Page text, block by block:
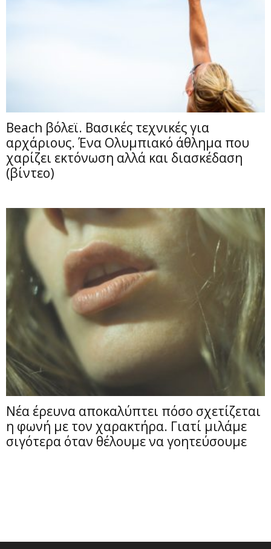
Beach βόλεϊ. Βασικές τεχνικές για
αρχάριους. Ένα Ολυμπιακό άθλημα που
χαρίζει εκτόνωση αλλά και διασκέδαση
(βίντεο)
Νέα έρευνα αποκαλύπτει πόσο σχετίζεται
η φωνή με τον χαρακτήρα. Γιατί μιλάμε
σιγότερα όταν θέλουμε να γοητεύσουμε